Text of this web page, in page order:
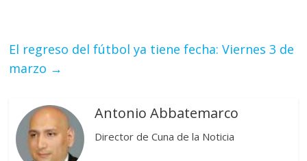
El regreso del fútbol ya tiene fecha: Viernes 3 de
marzo →
Antonio Abbatemarco
Director de Cuna de la Noticia